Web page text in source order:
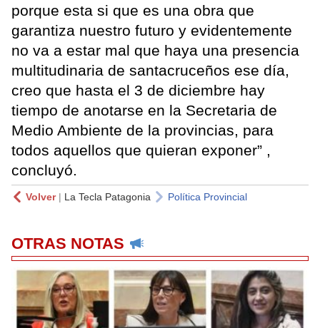
porque esta si que es una obra que
garantiza nuestro futuro y evidentemente
no va a estar mal que haya una presencia
multitudinaria de santacruceños ese día,
creo que hasta el 3 de diciembre hay
tiempo de anotarse en la Secretaria de
Medio Ambiente de la provincias, para
todos aquellos que quieran exponer” ,
concluyó.
Volver| La Tecla Patagonia Política Provincial
OTRAS NOTAS